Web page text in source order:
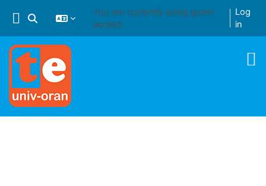
Toggle search input
You are currently using guest
access
Log
in